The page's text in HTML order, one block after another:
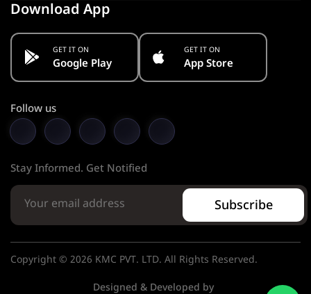
Download App
GET IT ON
Google Play
GET IT ON
App Store
Follow us
Stay Informed. Get Notified
Subscribe
Copyright © 2026 KMC PVT. LTD. All Rights Reserved.
Designed & Developed by